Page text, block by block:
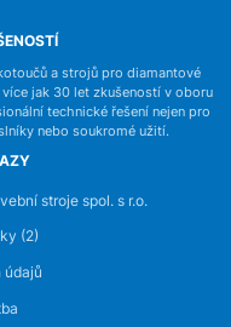
a strojů pro diamantové
více jak 30 let zkušeností v oboru
technické řešení nejen pro
nebo soukromé užití.
stroje spol. s r.o.
(2)
údajů